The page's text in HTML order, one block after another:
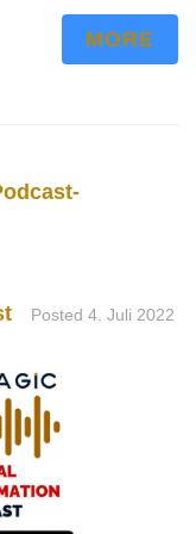
MORE
Posted 4. Juli 2022